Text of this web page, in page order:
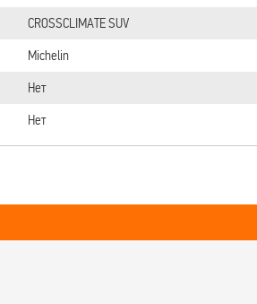
CROSSCLIMATE SUV
Michelin
Нет
Нет